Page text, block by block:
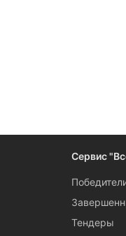
Сервис
Тендеры